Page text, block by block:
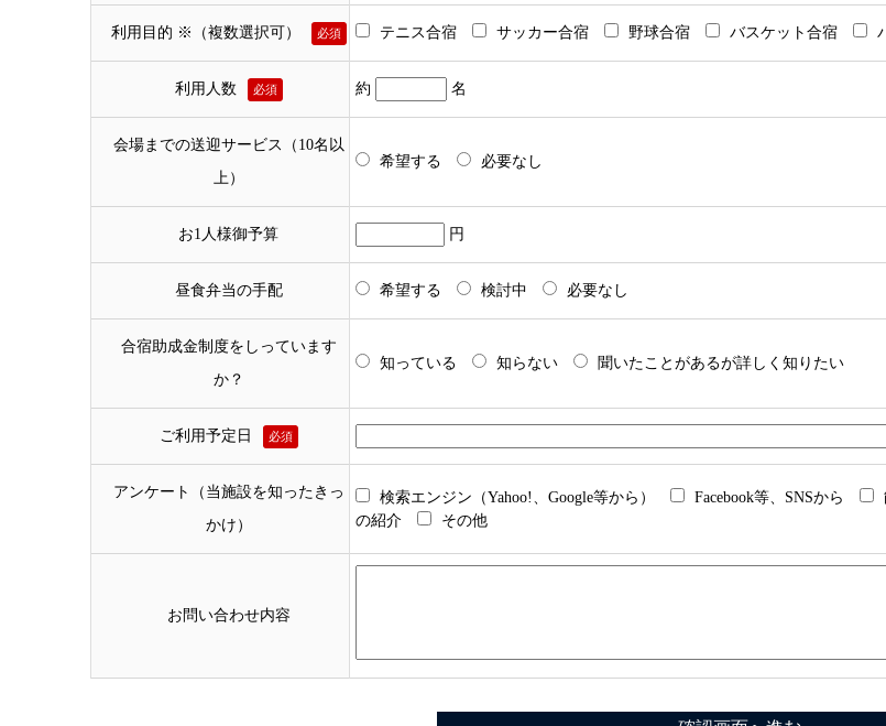
利用目的 ※（複数選択可） 必須 テニス合宿 サッカー合宿 野球合宿 バスケット合宿
利用人数 必須 約 名
会場までの送迎サービス（10名以
上）
希望する 必要なし
お1人様御予算 円
昼食弁当の手配 希望する 検討中 必要なし
合宿助成金制度をしっています
か？
知っている 知らない 聞いたことがあるが詳しく知りたい
ご利用予定日 必須
アンケート（当施設を知ったきっ
かけ）
検索エンジン（Yahoo!、Google等から） Facebook等、SNSから
の紹介
その他
お問い合わせ内容